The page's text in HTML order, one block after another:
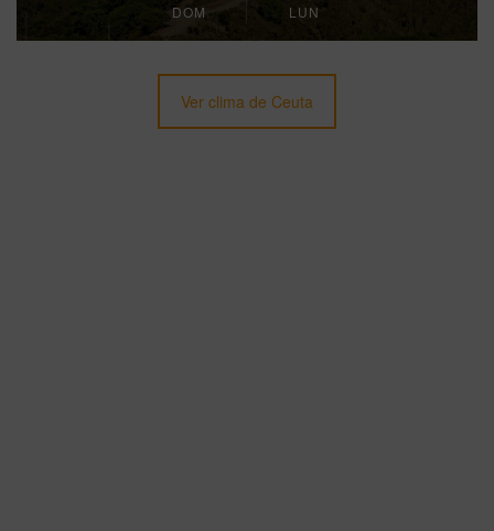
DOM LUN
Ver clima de Ceuta